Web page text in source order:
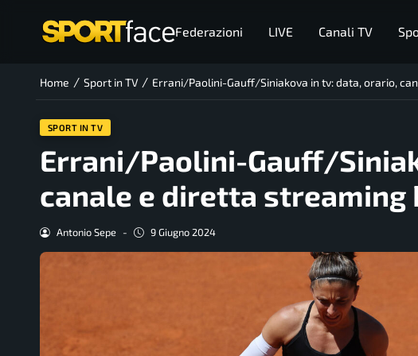
Federazioni LIVE Canali TV
Home / Sport in TV / Errani/Paolini-Gauff/Siniakova in tv: data, orario,
SPORT IN TV
Errani/Paolini-Gauff/
canale e diretta streaming
Antonio Sepe - 9 Giugno 2024